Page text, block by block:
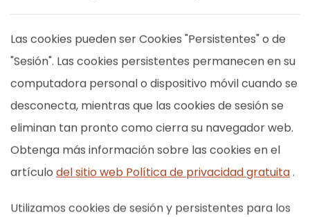
Las cookies pueden ser Cookies "Persistentes" o de
"Sesión". Las cookies persistentes permanecen en su
computadora personal o dispositivo móvil cuando se
desconecta, mientras que las cookies de sesión se
eliminan tan pronto como cierra su navegador web.
Obtenga más información sobre las cookies en el
artículo del sitio web Política de privacidad gratuita.
Utilizamos cookies de sesión y persistentes para los